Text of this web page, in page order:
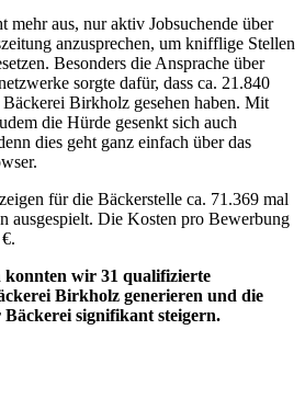
mehr aus, nur aktiv Jobsuchende über
anzusprechen, um knifflige Stellen
Besonders die Ansprache über
sorgte dafür, dass ca. 21.840
Birkholz gesehen haben. Mit
die Hürde gesenkt sich auch
dies geht ganz einfach über das
für die Bäckerstelle ca. 71.369 mal
ausgespielt. Die Kosten pro Bewerbung
konnten wir 31 qualifizierte
Birkholz generieren und die
signifikant steigern.